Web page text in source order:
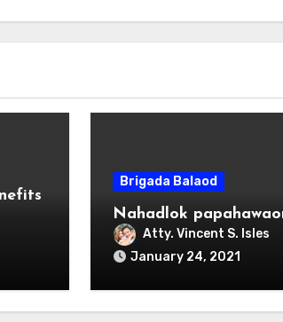
Brigada Balaod
Nahadlok
Atty. Vincent S. Isles
January 24, 2021